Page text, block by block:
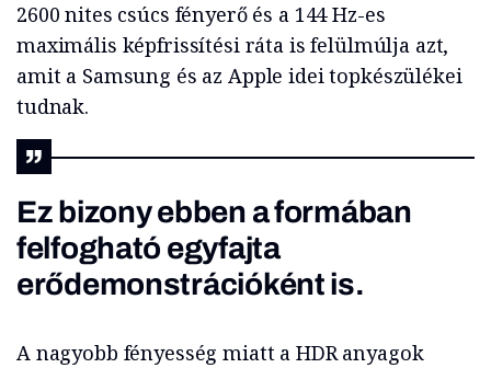
2600 nites csúcs fényerő és a 144 Hz-es
maximális képfrissítési ráta is felülmúlja azt,
amit a Samsung és az Apple idei topkészülékei
tudnak.
Ez bizony ebben a formában
felfogható egyfajta
erődemonstrációként is.
A nagyobb fényesség miatt a HDR anyagok